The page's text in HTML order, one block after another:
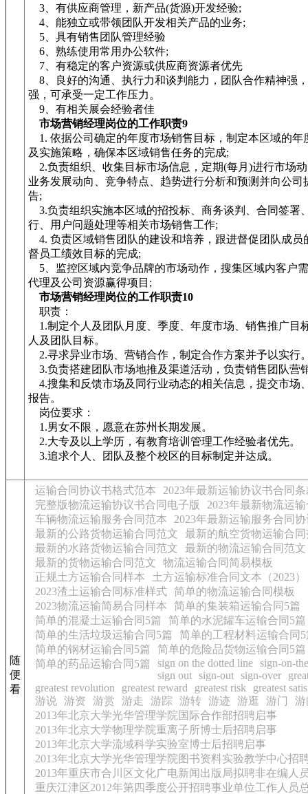
3、有供应商管理，新产品(货源)开发经验;
4、能独立或带领团队开发相关产品的业务;
5、具有销售团队管理经验
6、熟练使用常用办公软件;
7、有稳定的客户资源或供应商资源者优先
8、良好的沟通、执行力和谈判能力，团队合作精神强
强，可承受一定工作压力。
9、有相关展会经验者佳
市场营销经理岗位的工作职责9
1. 依据公司确定的年度市场销售目标，制定本区域的年
及实施策略，确保本区域销售任务的完成;
2.负责组织、收集目标市场信息，定期(每月)进行市场
业务发展动向、竞争特点、趋势进行分析和预测并向公司
告;
3.负责组织实施本区域的招投标、商务谈判、合同签署
行、用户问题处理等相关市场销售工作;
4. 负责区域销售团队的建设和培养，跟进督促团队成员
督员工绩效目标的完成;
5、监控区域内竞争品牌的市场动作，搜集区域内客户
代理及公司资源赢得项目;
市场营销经理岗位的工作职责10
职责：
1.制定个人及团队月度、季度、年度市场、销售推广目
人及团队目标。
2.寻求异业市场、营销合作，制定合作方案并予以实行
3.负责搭建团队市场地推及渠道活动，负责销售团队营
4.搜集和反馈市场及同行业动态的相关信息，提交市场
报告。
岗位要求：
1.男女不限，愿意在苏州长期发展。
2.大专及以上学历，有教育培训管理工作经验者优先。
3.追求个人、团队及整个校区的目标制定并达成。
随
便
看
运输合同协议书格式范本
2023年最新运输协议书合同
完整版物流运输协议书合同电子版
2023年最新物流运
车辆物流运输服务合同范本
2023年最新运输服务合同
最新的公路货物运输合同范文
最新的航空货物运输合
最新的水路货物运输合同范文
最新的物流运输合同范文
最新的货物运输合同范文
物流运输合同简易模板
正规土方运输合同样本
土方运输标准合同文本（2023）
2023渣土运输合同标准样式
简单的物流运输合同模板
2023物流运输简易合同样本
简单的集装箱运输合同5篇
简单的混凝土运输合同5篇
简单的水泥罐车运输合同5篇
简单的生活垃圾运输合同5篇
简单的工程材料运输合同5
简单的钢材运输合同5篇
简单的危险品货物运输合同5篇
简单的药品运输合同5篇
sign on the dotted line sign-on-
sign out sign-out sign-over
greatest revolution
greatest reward greatest risk
greatest
游说 游资 游赏 游走 游踪 游转 游迹 游逛 游门
游
2013年北京大学光华管理学院国际合作部招聘启事
2013年北京大学物理学院重离子所博士后招聘启事
2013年北京大学流域科学实验室博士后招聘启事
2013年北京大学光华管理学院图书资料实验教学中心招
2013年重庆市合川区文化广电新闻出版局拟聘非在编人
重庆江津区2012年第四季度公开招聘事业单位工作人员